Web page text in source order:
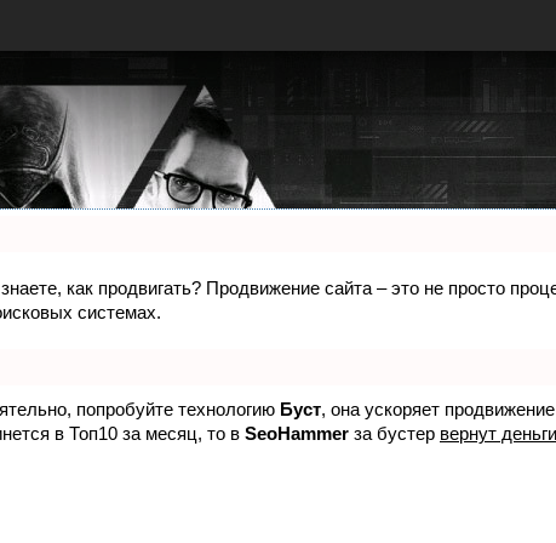
как продвигать? Продвижение сайта – это не просто
системах.
попробуйте технологию Буст, она ускоряет
в Топ10 за месяц, то в SeoHammer за бустер вернут